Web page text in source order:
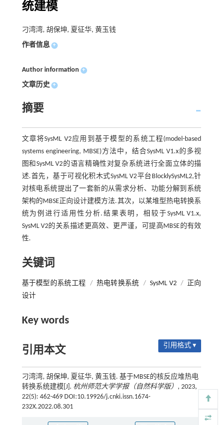
统建模
刁湾湾, 胡保坤, 夏征华, 黄玉钱
作者信息 +
Author information +
文章历史 +
摘要
文章将SysML V2应用到基于模型的系统工程(model-based
systems engineering, MBSE)方法中，结合SysML V1.x的多视
图和SysML V2的语言精确性对复杂系统进行全面立体的描
述.首先，基于可视化积木式SysML V2平台BlocklySysML2,针
对核电系统提出了一套新的从需求分析、功能分解到系统
架构的MBSE正向设计建模方法.其次，以某堆型热电转换系
统为例进行适用性分析.结果表明，相较于SysML V1.x,
SysML V2的关系描述更高效、更严谨，可提高MBSE的有效
性.
关键词
基于模型的系统工程 / 热电转换系统 / SysML V2 /
正向
设计
Key words
引用本文 引用格式 ▾
刁湾湾, 胡保坤, 夏征华, 黄玉钱. 基于MBSE的核反应堆热电
转换系统建模[J]. 杭州师范大学学报（自然科学版） , 2023,
22(5): 462-469 DOI:10.19926/j.cnki.issn.1674-
232X.2022.08.301